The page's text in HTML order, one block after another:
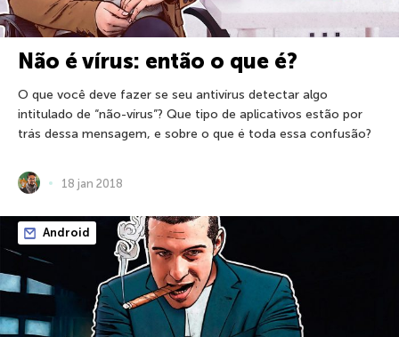
Não é vírus: então o que é?
O que você deve fazer se seu antivírus detectar algo
intitulado de “não-vírus”? Que tipo de aplicativos estão por
trás dessa mensagem, e sobre o que é toda essa confusão?
18 jan 2018
Android